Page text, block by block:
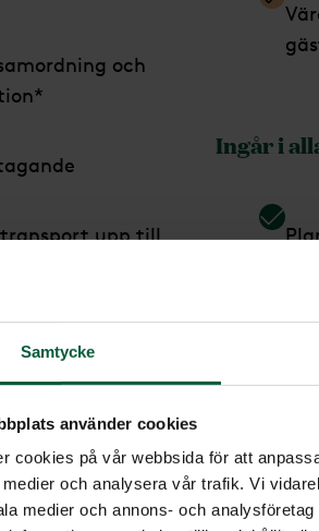
Samtycke
använder cookies
cookies på vår webbsida för att
och analysera vår trafik. Vi
medier och annons- och
och
upp till
Ingår i